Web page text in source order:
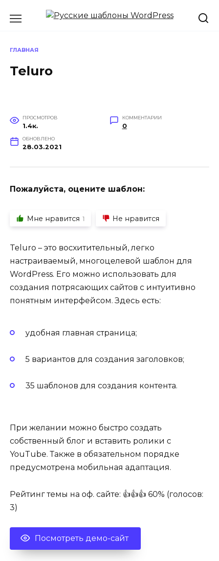
ГЛАВНАЯ
Teluro
ПРОСМОТРОВ
1.4к.
КОММЕНТАРИИ
0
ОБНОВЛЕНО
28.03.2021
Пожалуйста, оцените шаблон:
Мне нравится 1 Не нравится
Teluro – это восхитительный, легко
настраиваемый, многоцелевой шаблон для
WordPress. Его можно использовать для
создания потрясающих сайтов с интуитивно
понятным интерфейсом. Здесь есть:
удобная главная страница;
5 вариантов для создания заголовков;
35 шаблонов для создания контента.
При желании можно быстро создать
собственный блог и вставить ролики с
YouTube. Также в обязательном порядке
предусмотрена мобильная адаптация.
Рейтинг темы на оф. сайте: 👍👍👍 60% (голосов:
3)
Посмотреть демо-сайт